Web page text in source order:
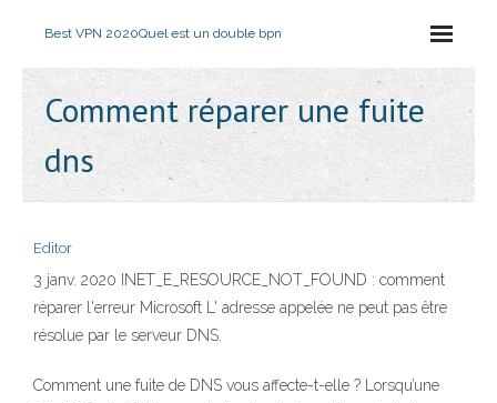
Best VPN 2020Quel est un double bpn
Comment réparer une fuite
dns
Editor
3 janv. 2020 INET_E_RESOURCE_NOT_FOUND : comment
réparer l'erreur Microsoft L' adresse appelée ne peut pas être
résolue par le serveur DNS.
Comment une fuite de DNS vous affecte-t-elle ? Lorsqu’une